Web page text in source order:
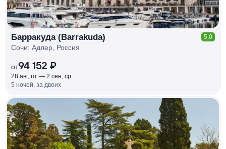
Барракуда (Barrakuda) 5.0
Сочи: Адлер, Россия
от94 152 ₽
28 авг, пт — 2 сен, ср
5 ночей, за двоих
КЕШБЭК
РУБЛЯ
МИ
Д
О 7
%